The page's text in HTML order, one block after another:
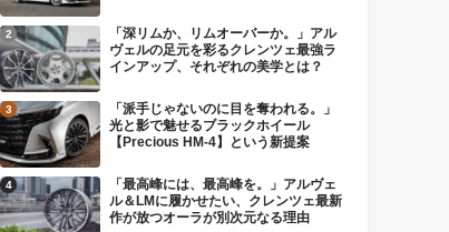
「深リムか、リムオーバーか。」アル
ヴェルの足元を彩るクレンツェ最強ラ
インアップ、それぞれの美学とは？
「派手じゃないのに目を奪われる。」
光と影で魅せるブラックホイール
【Precious HM-4】という新提案
「最高峰には、最高峰を。」アルヴェ
ル＆LMに履かせたい、クレンツェ最新
作が放つオーラが別次元なる理由